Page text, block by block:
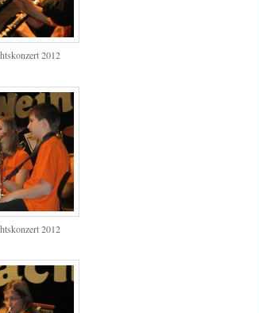
2012
2012